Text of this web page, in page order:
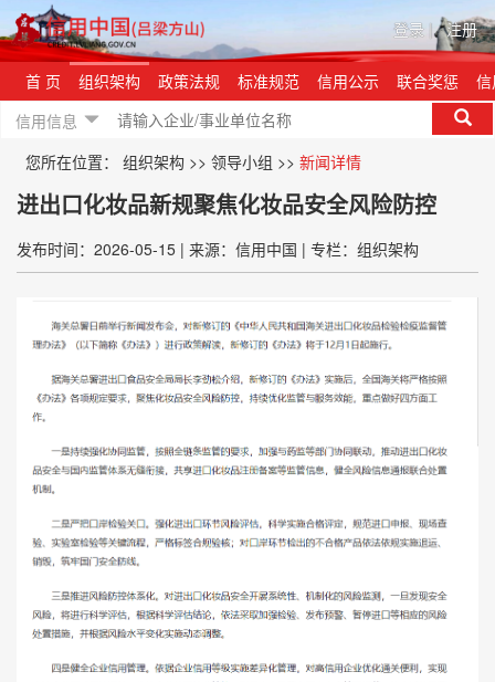
登录 | 注册
首 页 组织架构 政策法规 标准规范 信用公示 联合奖惩
信用信息
您所在位置： 组织架构 >> 领导小组 >> 新闻详情
进出口化妆品新规聚焦化妆品安全风险防控
发布时间：2026-05-15 | 来源：信用中国 | 专栏：组织架构